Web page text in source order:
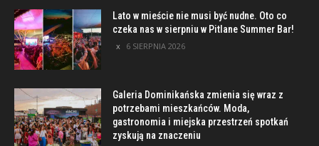
Lato w mieście nie musi być nudne. Oto co
czeka nas w sierpniu w Pitlane Summer Bar!
6 SIERPNIA 2026
Galeria Dominikańska zmienia się wraz z
potrzebami mieszkańców. Moda,
gastronomia i miejska przestrzeń spotkań
zyskują na znaczeniu